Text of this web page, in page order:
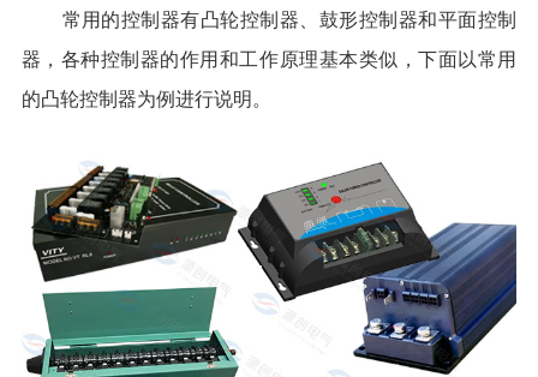
常用的控制器有凸轮控制器、 鼓形控制器和平面控制
器，各种控制器的作用和工作原理基本类似，下面以常用
的凸轮控制器为例进行说明。